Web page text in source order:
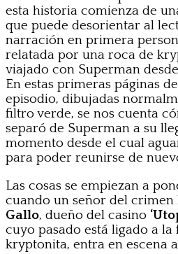
esta historia comienza de
que puede desorientar al
narración en primera
relatada por una roca de
viajado con Superman
En estas primeras páginas
episodio, dibujadas
filtro verde, se nos cuenta
separó de Superman a su
momento desde el cual
para poder reunirse de
Las cosas se empiezan a
cuando un señor del crimen
Gallo, dueño del casino
cuyo pasado está ligado a la
kryptonita, entra en escena